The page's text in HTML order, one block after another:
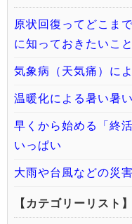
原状回復ってどこま
に知っておきたいこ
気象病（天気痛）に
温暖化による暑い暑
早くから始める「終
いっぱい
大雨や台風などの災
【カテゴリーリスト】